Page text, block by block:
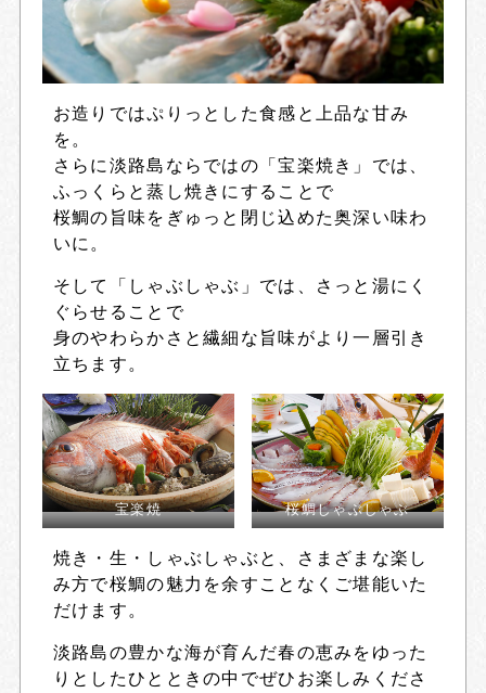
お造りではぷりっとした食感と上品な甘み
を。
さらに淡路島ならではの「宝楽焼き」では、
ふっくらと蒸し焼きにすることで
桜鯛の旨味をぎゅっと閉じ込めた奥深い味わ
いに。
そして「しゃぶしゃぶ」では、さっと湯にく
ぐらせることで
身のやわらかさと繊細な旨味がより一層引き
立ちます。
宝楽焼 桜鯛しゃぶしゃぶ
焼き・生・しゃぶしゃぶと、さまざまな楽し
み方で桜鯛の魅力を余すことなくご堪能いた
だけます。
淡路島の豊かな海が育んだ春の恵みをゆった
りとしたひとときの中でぜひお楽しみくださ